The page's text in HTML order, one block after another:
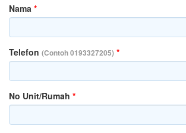
Nama *
Telefon (Contoh 0193327205) *
No Unit/Rumah *